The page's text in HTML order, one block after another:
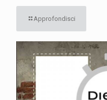
Approfondisci